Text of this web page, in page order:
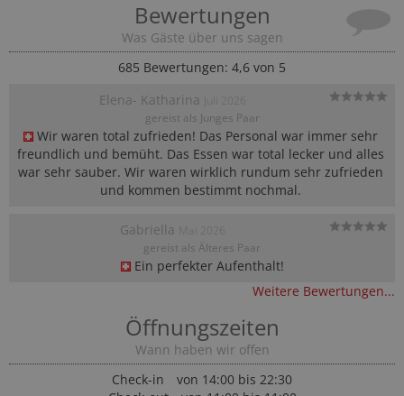
Bewertungen
Was Gäste über uns sagen
685 Bewertungen: 4,6 von 5
Elena- Katharina
gereist als Junges Paar
Wir waren total zufrieden! Das Personal war immer sehr
freundlich und bemüht. Das Essen war total lecker und alles
war sehr sauber. Wir waren wirklich rundum sehr zufrieden
und kommen bestimmt nochmal. ️
Gabriella
gereist als Älteres Paar
Ein perfekter Aufenthalt!
Weitere Bewertungen...
Öffnungszeiten
Wann haben wir offen
Check-in
von 14:00 bis 22:30